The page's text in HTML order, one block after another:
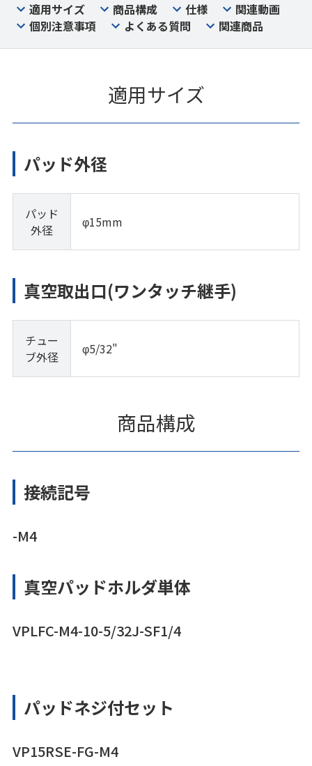
適用サイズ 商品構成 仕様
関連動画
個別注意事項
よくある質問 関連商品
適用サイズ
パッド外径
パッド
外径
φ15mm
真空取出口(ワンタッチ継手)
チュー
ブ外径
φ5/32"
商品構成
接続記号
-M4
真空パッドホルダ単体
VPLFC-M4-10-5/32J-SF1/4
パッドネジ付セット
VP15RSE-FG-M4